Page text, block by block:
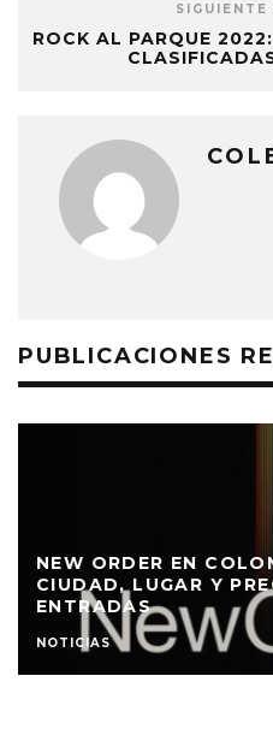
ROCK AL PARQUE
PUBLICACIONES
LA OREJA DE VAN
2027: FECHA, CIUDAD,
DE LAS ENTRADAS
NOTICIAS